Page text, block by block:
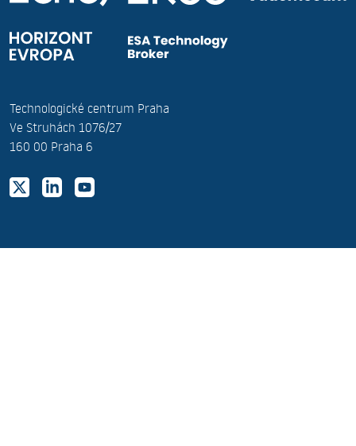
Technologické centrum Praha
Ve Struhách 1076/27
160 00 Praha 6